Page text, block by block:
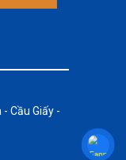
Cầu Giấy -